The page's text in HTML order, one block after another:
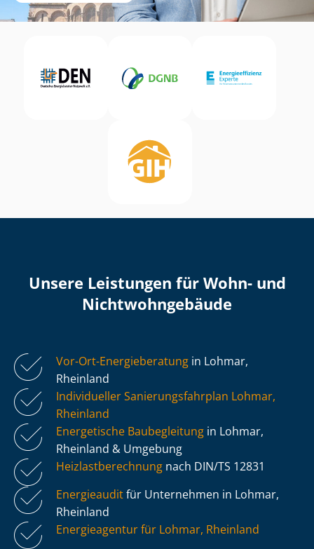
Unsere Leistungen für Wohn- und
Nicht­wohn­ge­bäu­de
Vor-Ort-Energieberatung in Lohmar,
Rheinland
Individueller Sa­nie­rungs­fahr­plan Lohmar,
Rheinland
Energetische Baubegleitung in Lohmar,
Rheinland & Umgebung
Heiz­last­be­rech­nung nach DIN/TS 12831
Energieauditfür Unternehmen in Lohmar,
Rheinland
Energieagentur für Lohmar, Rheinland